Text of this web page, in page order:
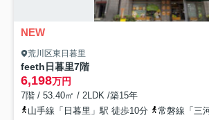
NEW
荒川区東日暮里
feeth日暮里7階
6,198万円
7階 / 53.40㎡ / 2LDK /築15年
山手線「日暮里」駅 徒歩10分
常磐線「三